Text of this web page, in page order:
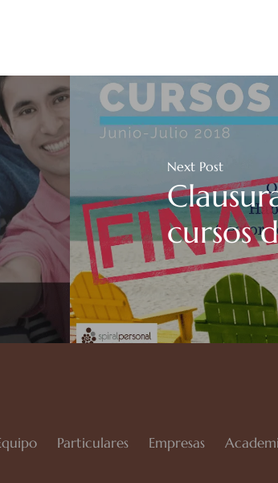
Next Post
cursos
Particulares Empresas